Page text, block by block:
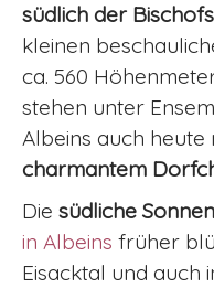
südlich der
kleinen
ca. 560
stehen unter
Albeins auch heute
charmantem
Die südliche
in Albeins früher
Eisacktal und auch